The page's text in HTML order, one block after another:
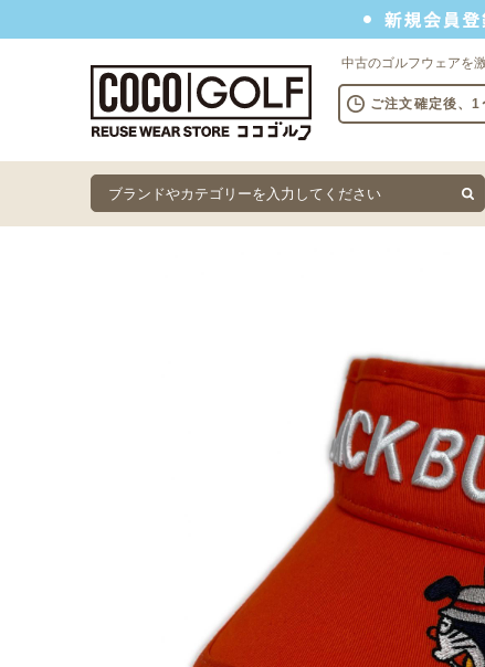
中古のゴルフウェアを
ご注文確定後、1